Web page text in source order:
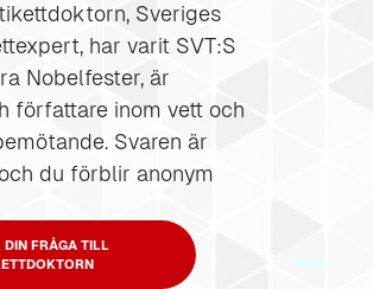
Sveriges
har varit SVT:S
Nobelfester, är
författare inom vett och
Svaren är
du förblir anonym
FRÅGA TILL